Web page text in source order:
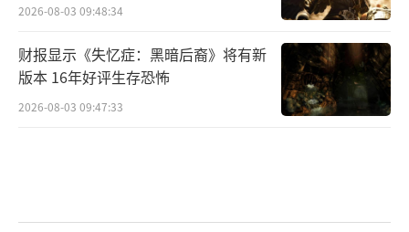
2026-08-03 09:48:34
财报显示《失忆症：黑暗后裔》将有新
版本 16年好评生存恐怖
2026-08-03 09:47:33